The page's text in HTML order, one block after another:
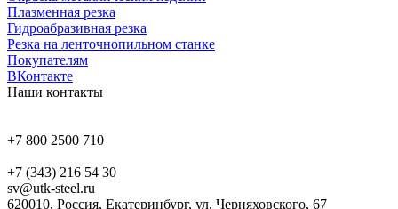
Плазменная резка
Гидроабразивная резка
Резка на ленточнопильном станке
Покупателям
ВКонтакте
Наши контакты
+7 800 2500 710
+7 (343) 216 54 30
sv@utk-steel.ru
620010, Россия, Екатеринбург, ул. Черняховского, 67